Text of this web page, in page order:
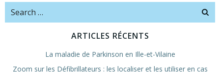
Search
ARTICLES RÉCENTS
La maladie de Parkinson en Ille-et-Vilaine
Zoom sur les Défibrillateurs : les localiser et les utiliser en cas